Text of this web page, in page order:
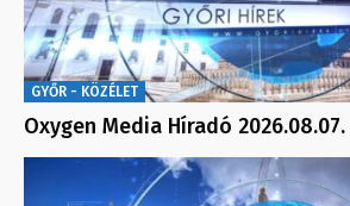
GYŐR - KÖZÉLET
Oxygen Media Híradó 2026.08.07.